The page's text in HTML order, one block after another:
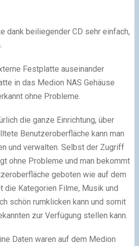
dank beiliegender CD sehr einfach,
Festplatte auseinander
in das Medion NAS Gehäuse
ohne Probleme.
die ganze Einrichtung, über
Benutzeroberfläche kann man
und verwalten. Selbst der Zugriff
ohne Probleme und man bekommt
geboten wie auf dem
die Kategorien Filme, Musik und
schön rumklicken kann und somit
zur Verfügung stellen kann.
Daten waren auf dem Medion